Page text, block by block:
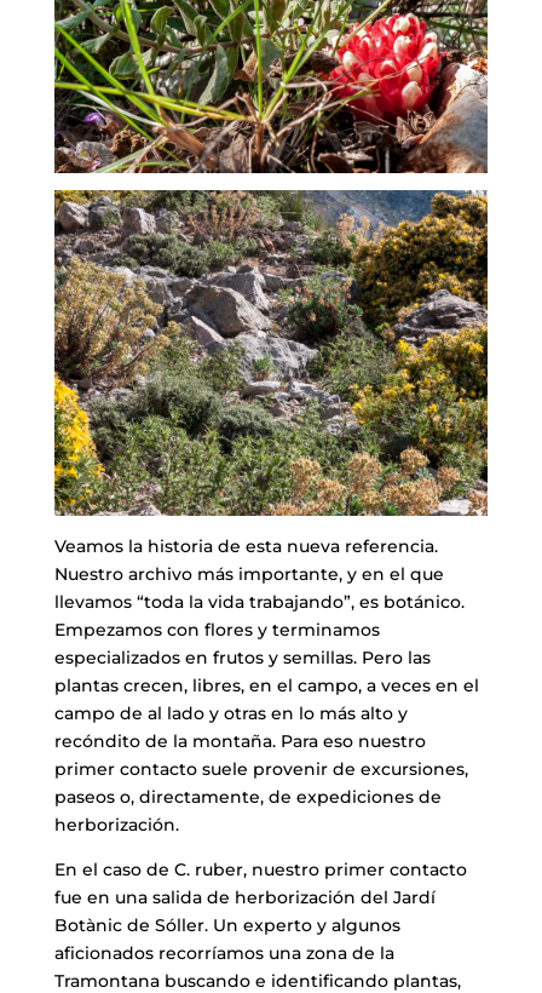
Veamos la historia de esta nueva referencia.
Nuestro archivo más importante, y en el que
llevamos “toda la vida trabajando”, es botánico.
Empezamos con flores y terminamos
especializados en frutos y semillas. Pero las
plantas crecen, libres, en el campo, a veces en el
campo de al lado y otras en lo más alto y
recóndito de la montaña. Para eso nuestro
primer contacto suele provenir de excursiones,
paseos o, directamente, de expediciones de
herborización.
En el caso de C. ruber, nuestro primer contacto
fue en una salida de herborización del Jardí
Botànic de Sóller. Un experto y algunos
aficionados recorríamos una zona de la
Tramontana buscando e identificando plantas,